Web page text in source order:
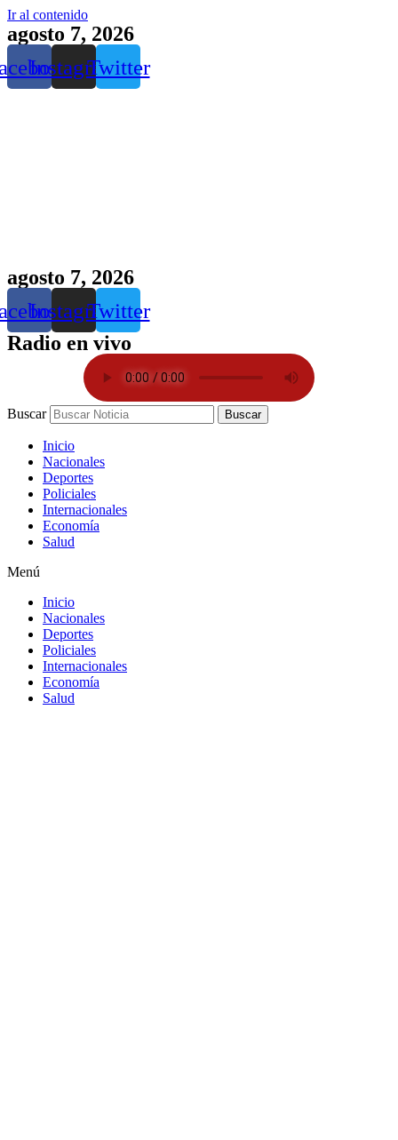
Ir al contenido
agosto 7, 2026
InstagramTwitter
agosto 7, 2026
InstagramTwitter
Radio en vivo
Buscar Buscar
Inicio
Nacionales
Deportes
Policiales
Internacionales
Economía
Salud
Menú
Inicio
Nacionales
Deportes
Policiales
Internacionales
Economía
Salud